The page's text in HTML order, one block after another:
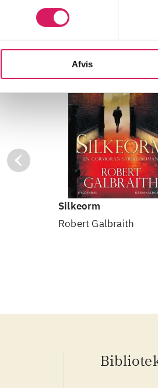
Afvis
Silkeorm
Robert Galbraith